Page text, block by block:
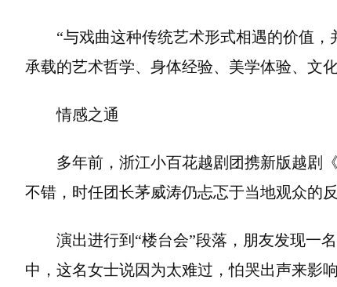
“与戏曲这种传统艺术形式相遇的价值
承载的艺术哲学、身体经验、美学体验、文
情感之通
多年前，浙江小百花越剧团携新版越剧
不错，时任团长茅威涛仍忐忑于当地观众的
演出进行到“楼台会”段落，朋友发现一
中，这名女士说因为太难过，怕哭出声来影